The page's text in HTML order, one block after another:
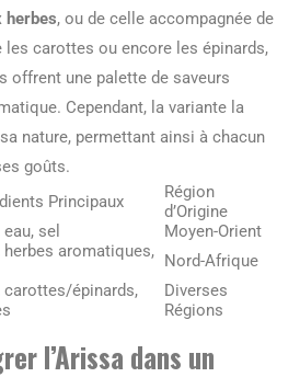
herbes, ou de celle accompagnée de
carottes ou encore les épinards,
offrent une palette de saveurs
Cependant, la variante la
nature, permettant ainsi à chacun
goûts.
Principaux
Région
d’Origine
eau, sel
Moyen-Orient
herbes aromatiques, Nord-Afrique
carottes/épinards,
Diverses
Régions
l’Arissa dans un